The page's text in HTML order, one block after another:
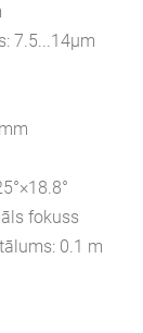
7.5...14μm
fokuss
0.1 m